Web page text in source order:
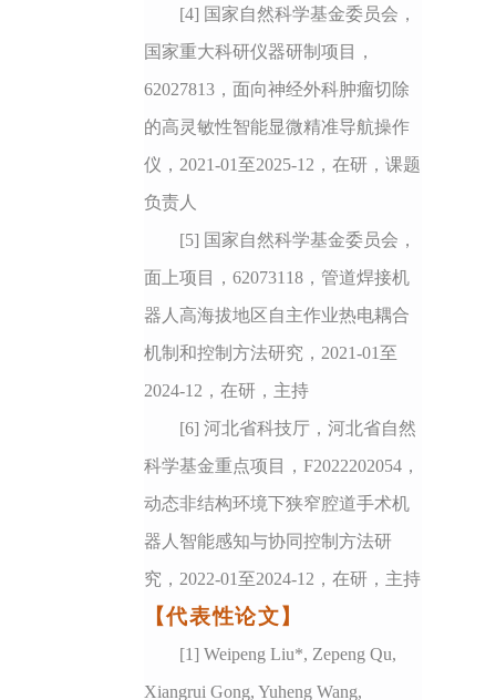
[4] 国家自然科学基金委员会，
国家重大科研仪器研制项目，
62027813，面向神经外科肿瘤切除
的高灵敏性智能显微精准导航操作
仪，2021-01至2025-12，在研，课题
负责人
[5] 国家自然科学基金委员会，
面上项目，62073118，管道焊接机
器人高海拔地区自主作业热电耦合
机制和控制方法研究，2021-01至
2024-12，在研，主持
[6] 河北省科技厅，河北省自然
科学基金重点项目，F2022202054，
动态非结构环境下狭窄腔道手术机
器人智能感知与协同控制方法研
究，2022-01至2024-12，在研，主持
【代表性论文】
[1] Weipeng Liu*, Zepeng Qu,
Xiangrui Gong, Yuheng Wang,